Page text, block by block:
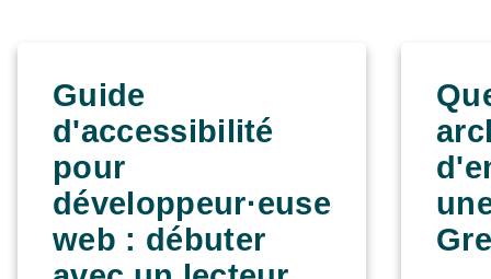
Guide
d'accessibilité
pour
développeur·euse
web : débuter